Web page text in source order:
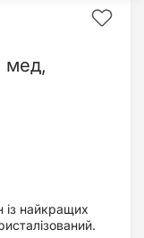
мед,
найкращих